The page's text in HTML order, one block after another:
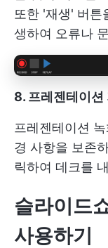
또한 '재생' 버튼
생하여 오류나
8. 프레젠테이션
프레젠테이션
경 사항을 보존
릭하여 데크를
슬라이드
사용하기